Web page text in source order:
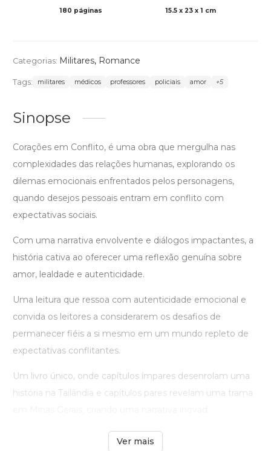
180 páginas 15.5 x 23 x 1 cm
Categorias: Militares, Romance
Tags: militares médicos professores policiais amor +5
Sinopse
Corações em Conflito, é uma obra que mergulha nas
complexidades das relações humanas, explorando os
dilemas emocionais enfrentados pelos personagens,
quando desejos pessoais entram em conflito com
expectativas sociais.
Com uma narrativa envolvente e diálogos impactantes, a
história cativa ao oferecer uma reflexão genuína sobre
amor, lealdade e autenticidade.
Uma leitura que ressoa com autenticidade emocional e
convida os leitores a considerarem os desafios de
permanecer fiéis a si mesmo em um mundo repleto de
expectativas conflitantes.
Um livro único, onde capítulos ímpares desenrolam uma
história na Tailândia e capítulos pares revelam uma trama
Ver mais